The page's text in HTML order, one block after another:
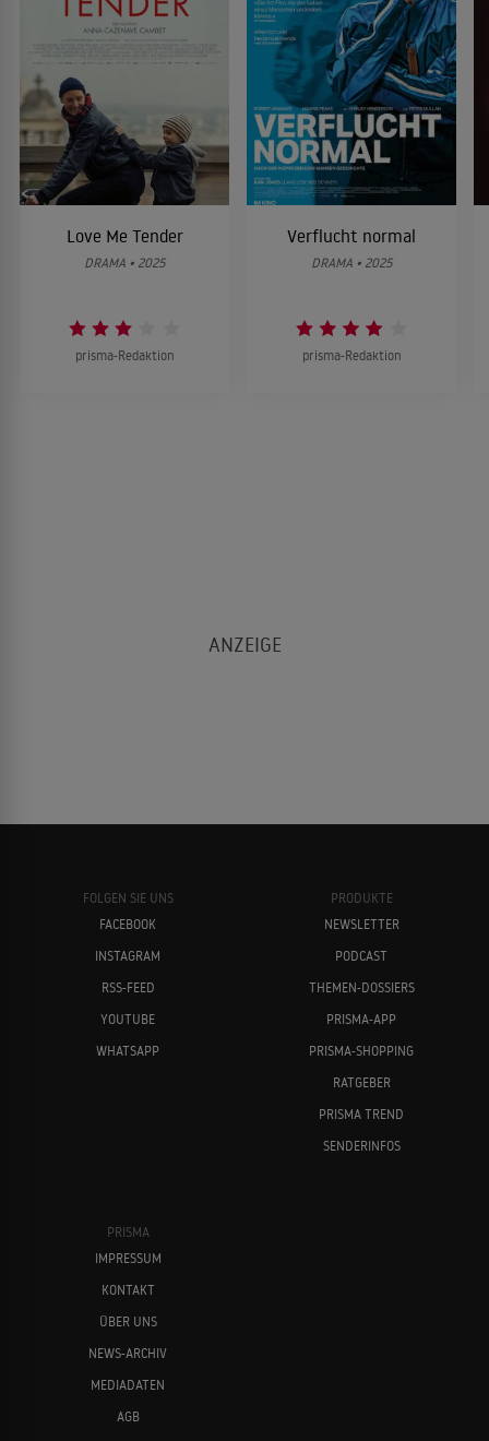
Love Me Tender
DRAMA • 2025
prisma-Redaktion
Verflucht normal
DRAMA • 2025
prisma-Redaktion
FOLGEN SIE UNS
FACEBOOK
INSTAGRAM
RSS-FEED
YOUTUBE
WHATSAPP
PRODUKTE
NEWSLETTER
PODCAST
THEMEN-DOSSIERS
PRISMA-APP
PRISMA-SHOPPING
RATGEBER
PRISMA TREND
SENDERINFOS
PRISMA
IMPRESSUM
KONTAKT
ÜBER UNS
NEWS-ARCHIV
MEDIADATEN
AGB